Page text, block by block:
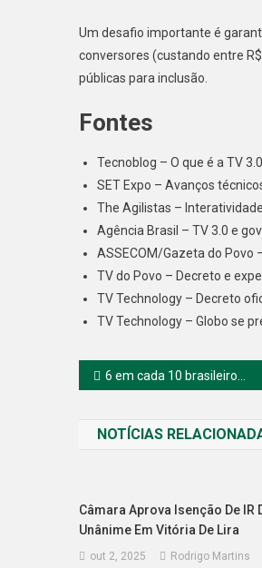
Um desafio importante é
conversores (custando entre
públicas para inclusão.
Fontes
Tecnoblog – O que é a TV
SET Expo – Avanços
The Agilistas –
Agência Brasil – TV 3.0 e
ASSECOM/Gazeta do Povo
TV do Povo – Decreto e
TV Technology – Decreto
TV Technology – Globo se
Navegação
Post
6 em cada 10 brasileiros não confiam nos partidos políticos
NOTÍCIAS
Câmara Aprova Isenção De IR
Unânime Em Vitória De Lira
out 2, 2025 Rodrigo Martins